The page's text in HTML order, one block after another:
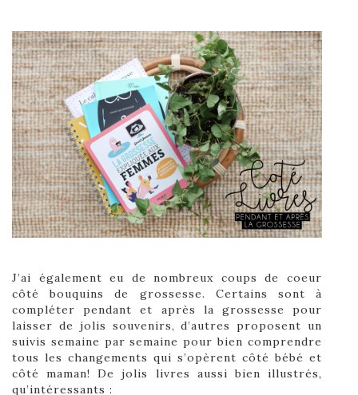
J’ai également eu de nombreux coups de coeur
côté bouquins de grossesse. Certains sont à
compléter pendant et après la grossesse pour
laisser de jolis souvenirs, d’autres proposent un
suivis semaine par semaine pour bien comprendre
tous les changements qui s’opèrent côté bébé et
côté maman! De jolis livres aussi bien illustrés,
qu’intéressants :